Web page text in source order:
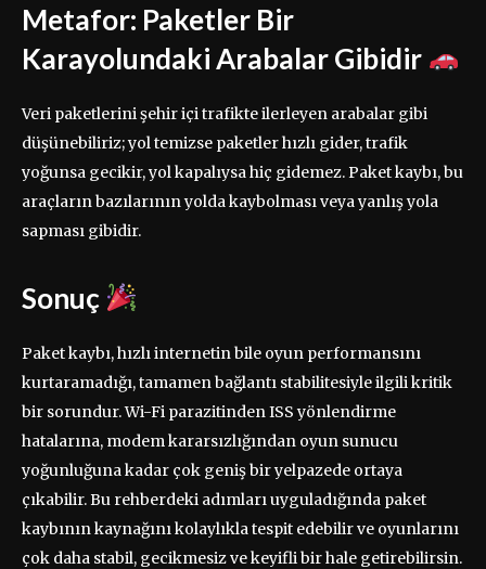
Metafor: Paketler Bir
Karayolundaki Arabalar Gibidir
Veri paketlerini şehir içi trafikte ilerleyen arabalar gibi
düşünebiliriz; yol temizse paketler hızlı gider, trafik
yoğunsa gecikir, yol kapalıysa hiç gidemez. Paket kaybı, bu
araçların bazılarının yolda kaybolması veya yanlış yola
sapması gibidir.
Sonuç
Paket kaybı, hızlı internetin bile oyun performansını
kurtaramadığı, tamamen bağlantı stabilitesiyle ilgili kritik
bir sorundur. Wi-Fi parazitinden ISS yönlendirme
hatalarına, modem kararsızlığından oyun sunucu
yoğunluğuna kadar çok geniş bir yelpazede ortaya
çıkabilir. Bu rehberdeki adımları uyguladığında paket
kaybının kaynağını kolaylıkla tespit edebilir ve oyunlarını
çok daha stabil, gecikmesiz ve keyifli bir hale getirebilirsin.